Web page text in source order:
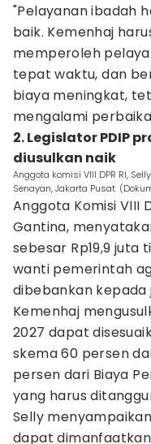
"Pelayanan ibadah
baik. Kemenhaj
memperoleh
tepat waktu, dan
biaya meningkat,
mengalami
2. Legislator PDIP
diusulkan naik
Anggota komisi VIII DPR RI,
Senayan, Jakarta Pusat.
Anggota Komisi VIII
Gantina,
sebesar Rp19,9 juta
wanti pemerintah
dibebankan kepada
Kemenhaj
2027 dapat
skema 60 persen
persen dari Biaya
yang harus
Selly
dapat